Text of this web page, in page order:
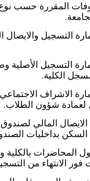
المقررة حسب نوع
التسجيل والايصال
التسجيل الأصلية
الكلية.
الاشراف
لعمادة شؤون الطلاب.
الايصال المالي
بداخليات
المحاضرات بالكلية
الانتهاء من